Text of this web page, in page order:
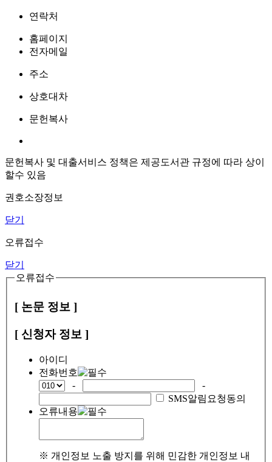
연락처
홈페이지
전자메일
주소
상호대차
문헌복사
문헌복사 및 대출서비스 정책은 제공도서관 규정에 따라 상이
할수 있음
권호소장정보
닫기
오류접수
닫기
오류접수
[ 논문 정보 ]
[ 신청자 정보 ]
아이디
전화번호
-
-
SMS알림요청동의
오류내용
※ 개인정보 노출 방지를 위해 민감한 개인정보 내